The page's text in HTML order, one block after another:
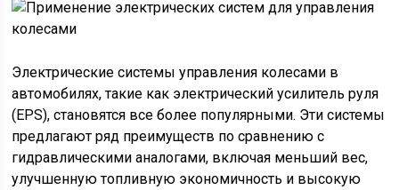
Электрические системы управления колесами в
автомобилях, такие как электрический усилитель руля
(EPS), становятся все более популярными. Эти системы
предлагают ряд преимуществ по сравнению с
гидравлическими аналогами, включая меньший вес,
улучшенную топливную экономичность и высокую